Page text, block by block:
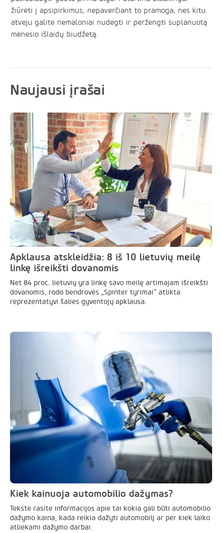
žiūrėti į apsipirkimus, nepaverčiant to pramoga, nes kitu
atveju galite nemaloniai nudegti ir peržengti suplanuotą
mėnesio išlaidų biudžetą.
Naujausi įrašai
Apklausa atskleidžia: 8 iš 10 lietuvių meilę
linkę išreikšti dovanomis
Net 84 proc. lietuvių yra linkę savo meilę artimajam išreikšti
dovanomis, rodo bendrovės „Spinter tyrimai“ atlikta
reprezentatyvi šalies gyventojų apklausa.
Kiek kainuoja automobilio dažymas?
Tekste rasite informacijos apie tai kokia gali būti automobilio
dažymo kaina, kada reikia dažyti automobilį ar per kiek laiko
atliekami dažymo darbai.